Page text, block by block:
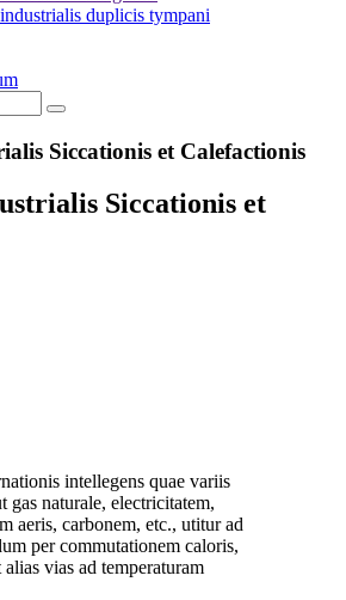
Siccationis et Calefactionis
Siccationis et
intellegens quae variis
gas naturale, electricitatem,
aeris, carbonem, etc., utitur ad
per commutationem caloris,
vias ad temperaturam